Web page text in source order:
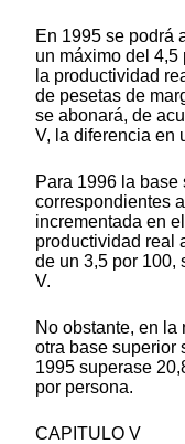
En 1995 se podrá
un máximo del
la productividad
de pesetas de
se abonará, de
V, la diferencia en
Para 1996 la
correspondientes
incrementada en
productividad real
de un 3,5 por 100,
V.
No obstante, en
otra base superior
1995 superase
por persona.
CAPITULO V